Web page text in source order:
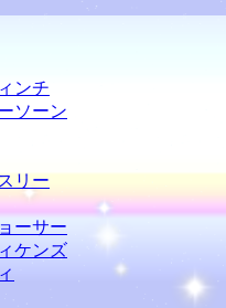
ンチ
ソーン
リー
ーサー
ケンズ